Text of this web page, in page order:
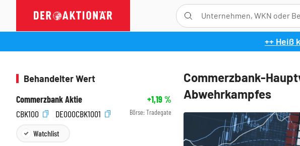
++ Heiß
Commerzbank-
Abwehrkampfes
Behandelter Wert
Commerzbank Aktie
+1,19%
CBK100
DE000CBK1001 Börse: Tradegate
Watchlist